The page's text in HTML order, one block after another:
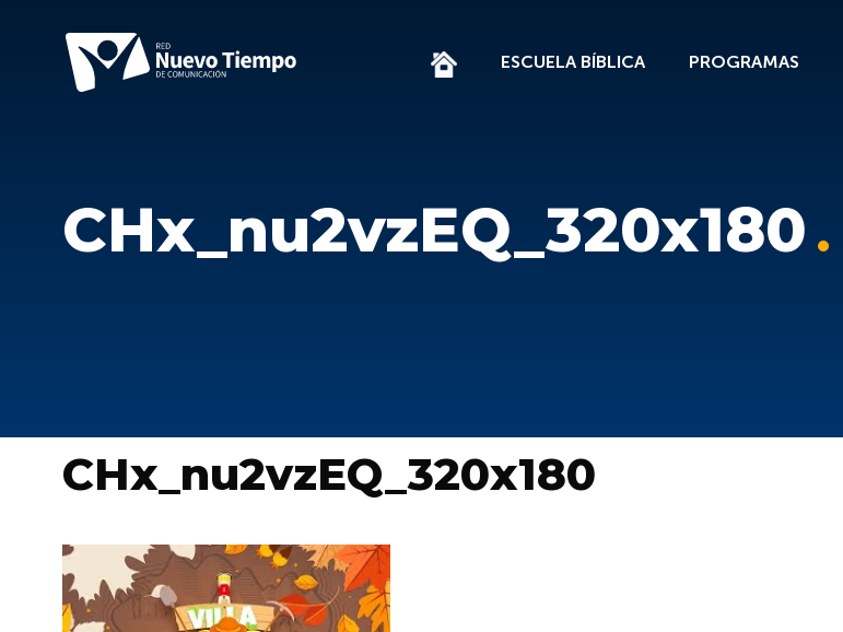
ESCUELA BÍBLICA PROGRAMAS
CHx_nu2vzEQ_320x180
CHx_nu2vzEQ_320x180